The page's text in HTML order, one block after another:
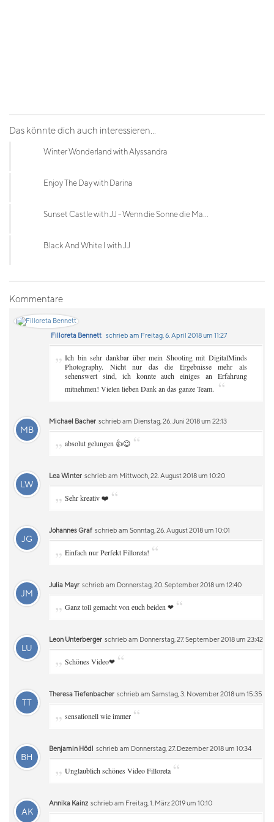
Das könnte dich auch interessieren...
Winter Wonderland with Alyssandra
Enjoy The Day with Darina
Sunset Castle with JJ - Wenn die Sonne die Ma...
Black And White I with JJ
Kommentare
Filloreta Bennett schrieb am Freitag, 6. April 2018 um 11:27
„ Ich bin sehr dankbar über mein Shooting mit DigitalMinds
Photography. Nicht nur das die Ergebnisse mehr als
sehenswert sind, ich konnte auch einiges an Erfahrung
mitnehmen! Vielen lieben Dank an das ganze Team. “
MB
Michael Bacher schrieb am Dienstag, 26. Juni 2018 um 22:13
„ absolut gelungen 👍😉 “
LW
Lea Winter schrieb am Mittwoch, 22. August 2018 um 10:20
„ Sehr kreativ ❤️ “
JG
Johannes Graf schrieb am Sonntag, 26. August 2018 um 10:01
„ Einfach nur Perfekt Filloreta! “
JM
Julia Mayr schrieb am Donnerstag, 20. September 2018 um 12:40
„ Ganz toll gemacht von euch beiden ❤ “
LU
Leon Unterberger schrieb am Donnerstag, 27. September 2018 um 23:42
„ Schönes Video❤ “
TT
Theresa Tiefenbacher schrieb am Samstag, 3. November 2018 um 15:35
„ sensationell wie immer “
BH
Benjamin Hödl schrieb am Donnerstag, 27. Dezember 2018 um 10:34
„ Unglaublich schönes Video Filloreta “
AK
Annika Kainz schrieb am Freitag, 1. März 2019 um 10:10